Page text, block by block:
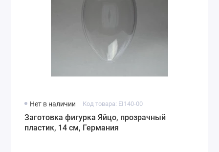
Нет в наличии Код товара: EI140-00
Заготовка фигурка Яйцо, прозрачный
пластик, 14 см, Германия